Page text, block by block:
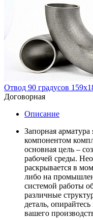
Отвод 90 градусов
Договорная
Описание
Запорная
компонентом
основная цель –
рабочей среды.
раскрывается в
либо на
системой работы
различные
деталь,
вашего